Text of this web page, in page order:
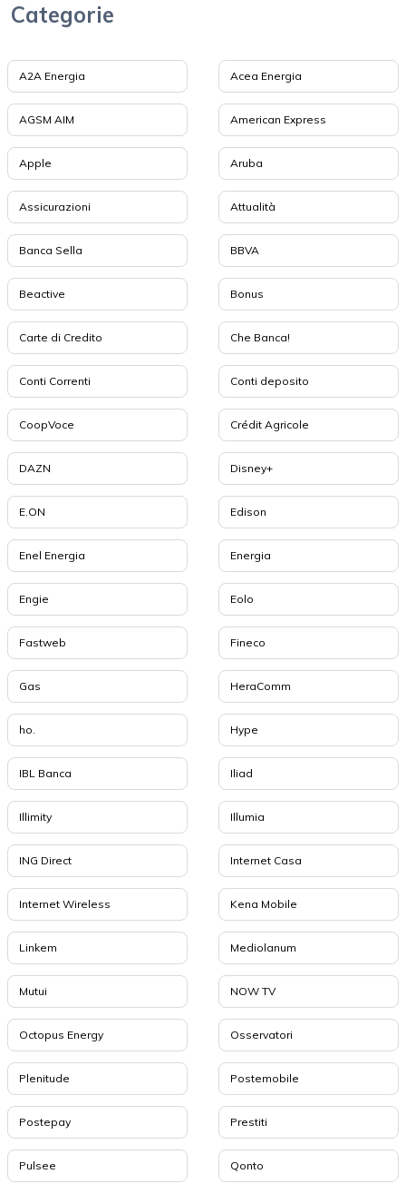
Categorie
A2A Energia Acea Energia
AGSM AIM American Express
Apple Aruba
Assicurazioni Attualità
Banca Sella BBVA
Beactive Bonus
Carte di Credito Che Banca!
Conti Correnti Conti deposito
CoopVoce Crédit Agricole
DAZN Disney+
E.ON Edison
Enel Energia Energia
Engie Eolo
Fastweb Fineco
Gas HeraComm
ho. Hype
IBL Banca Iliad
Illimity Illumia
ING Direct Internet Casa
Internet Wireless Kena Mobile
Linkem Mediolanum
Mutui NOW TV
Octopus Energy Osservatori
Plenitude Postemobile
Postepay Prestiti
Pulsee Qonto